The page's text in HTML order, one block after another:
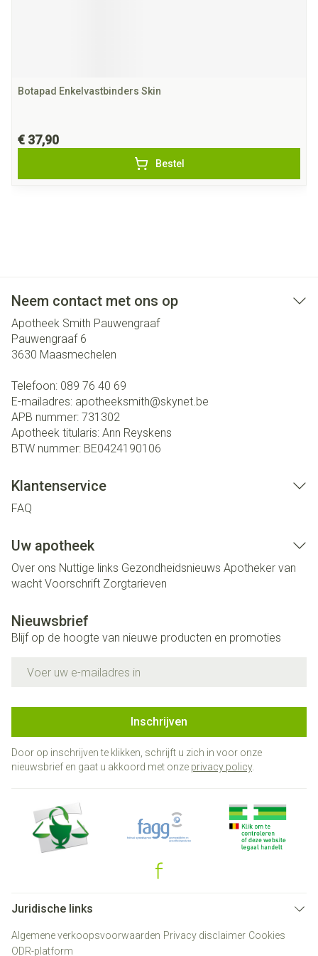
Botapad Enkelvastbinders Skin
€ 37,90
Bestel
Neem contact met ons op
Apotheek Smith Pauwengraaf
Pauwengraaf 6
3630 Maasmechelen
Telefoon: 089 76 40 69
E-mailadres: apotheeksmith@skynet.be
APB nummer: 731302
Apotheek titularis: Ann Reyskens
BTW nummer: BE0424190106
Klantenservice
FAQ
Uw apotheek
Over ons Nuttige links Gezondheidsnieuws Apotheker van
wacht Voorschrift Zorgtarieven
Nieuwsbrief
Blijf op de hoogte van nieuwe producten en promoties
Inschrijven
Door op inschrijven te klikken, schrijft u zich in voor onze
nieuwsbrief en gaat u akkoord met onze privacy policy.
Juridische links
Algemene verkoopsvoorwaarden Privacy disclaimer Cookies
ODR-platform